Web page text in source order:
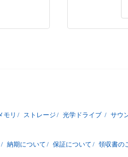
モリ / ストレージ / 光学ドライブ / サウ
/ 納期について / 保証について / 領収書の